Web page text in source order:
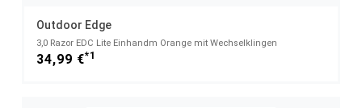
Outdoor Edge
3,0 Razor EDC Lite Einhandm Orange mit Wechselklingen
34,99 €*1